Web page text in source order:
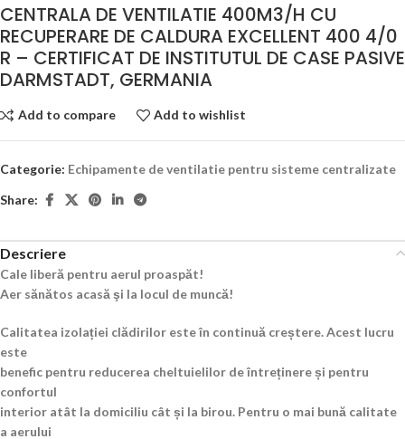
CENTRALA DE VENTILATIE 400M3/H CU
RECUPERARE DE CALDURA EXCELLENT 400 4/0
R – CERTIFICAT DE INSTITUTUL DE CASE PASIVE
DARMSTADT, GERMANIA
Add to compare Add to wishlist
Categorie: Echipamente de ventilatie pentru sisteme centralizate
Share:
Descriere
Cale liberă pentru aerul proaspăt!
Aer sănătos acasă şi la locul de muncă!
Calitatea izolației clădirilor este în continuă creștere. Acest lucru
este
benefic pentru reducerea cheltuielilor de întreținere și pentru
confortul
interior atât la domiciliu cât și la birou. Pentru o mai bună calitate
a aerului